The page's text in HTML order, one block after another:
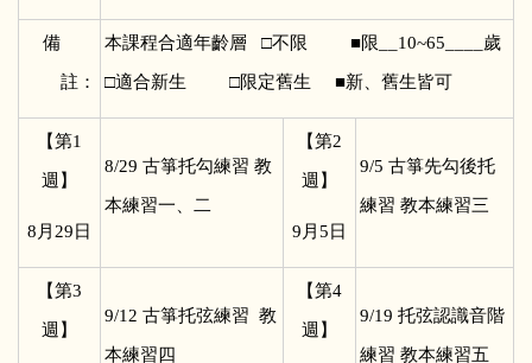
備
註：
本課程合適年齡層 □不限 ■限__10~65____歲
□適合新生 □限定舊生 ■新、舊生皆可
【第1
週】
8 月29日
8/29 古箏托勾練習 教
本練習一、二
【第2
週】
9 月5日
9/5 古箏先勾後托
練習 教本練習三
【第3
週】
9/12 古箏托弦練習 教
本練習四
【第4
週】
9/19 托弦認識音階
練習 教本練習五